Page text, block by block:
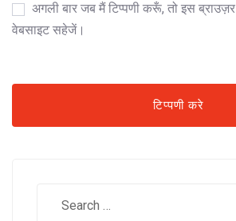
अगली बार जब मैं टिप्पणी करूँ, तो इस
वेबसाइट सहेजें।